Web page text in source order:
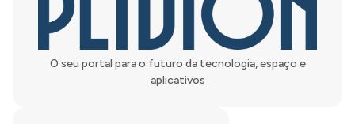
O seu portal para o futuro da tecnologia, espaço e
aplicativos